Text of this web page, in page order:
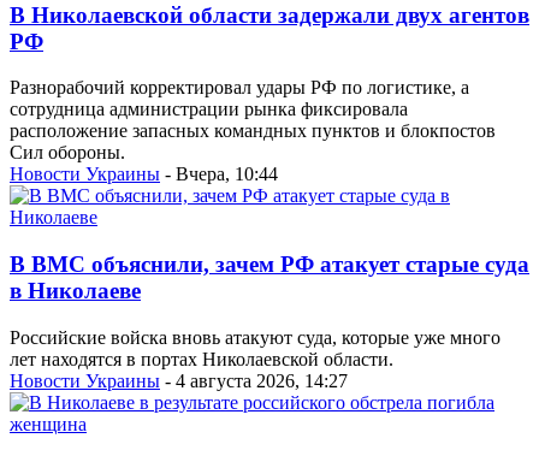
В Николаевской области задержали двух агентов
РФ
Разнорабочий корректировал удары РФ по логистике, а
сотрудница администрации рынка фиксировала
расположение запасных командных пунктов и блокпостов
Сил обороны.
Новости Украины - Вчера, 10:44
В ВМС объяснили, зачем РФ атакует старые суда
в Николаеве
Российские войска вновь атакуют суда, которые уже много
лет находятся в портах Николаевской области.
Новости Украины - 4 августа 2026, 14:27